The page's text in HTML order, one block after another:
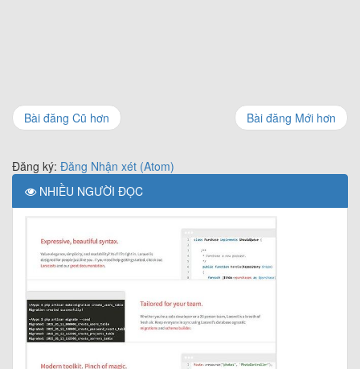
Bài đăng Mới hơn
Bài đăng Cũ hơn
Đăng ký: Đăng Nhận xét (Atom)
NHIỀU NGƯỜI ĐỌC